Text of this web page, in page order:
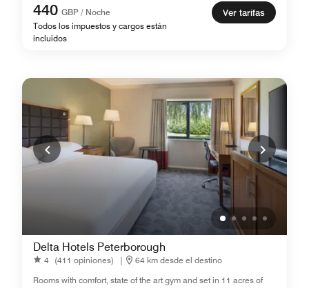
440 GBP / Noche
Todos los impuestos y cargos están
incluidos
Ver tarifas
Delta Hotels Peterborough
4 (411 opiniones) |
64 km desde el destino
Rooms with comfort, state of the art gym and set in 11 acres of